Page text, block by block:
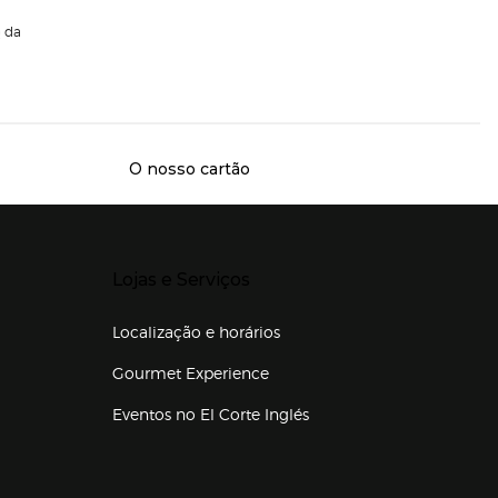
da
O nosso cartão
Localização e horários
Gourmet Experience
Eventos no El Corte Inglés